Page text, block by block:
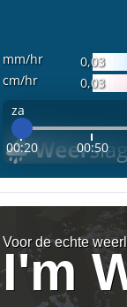
mm/hr 0,03
cm/hr
0,03
za
00:20 00:50
Voor de echte
I'm